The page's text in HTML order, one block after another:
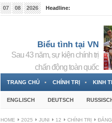
07 08 2026
Headline:
Biểu tình tại VN
Sau 43 năm, sự kiện chính trị
chấn động toàn quốc
TRANG CHỦ CHÍNH TRỊ KINH
ENGLISCH DEUTSCH
HOME 2025 JUNI 12 CHÍNH TRỊ